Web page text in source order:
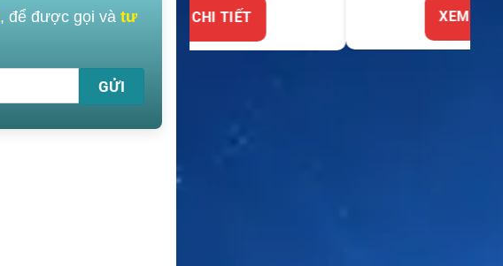
, để được gọi vàtư
XEM CHI TIẾT